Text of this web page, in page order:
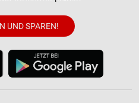
UND SPAREN!